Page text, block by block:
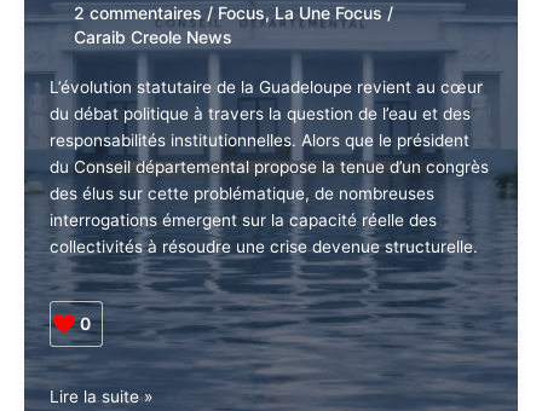
2 commentaires / Focus, La Une Focus /
Caraib Creole News
L’évolution statutaire de la Guadeloupe revient au cœur
du débat politique à travers la question de l’eau et des
responsabilités institutionnelles. Alors que le président
du Conseil départemental propose la tenue d’un congrès
des élus sur cette problématique, de nombreuses
interrogations émergent sur la capacité réelle des
collectivités à résoudre une crise devenue structurelle.
0
Guadeloupe
Lire la suite »